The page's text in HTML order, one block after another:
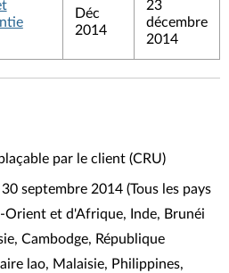
Déc
2014
23
décembre
2014
par le client (CRU)
septembre 2014 (Tous les pays
Orient et d'Afrique, Inde, Brunéi
Cambodge, République
lao, Malaisie, Philippines,